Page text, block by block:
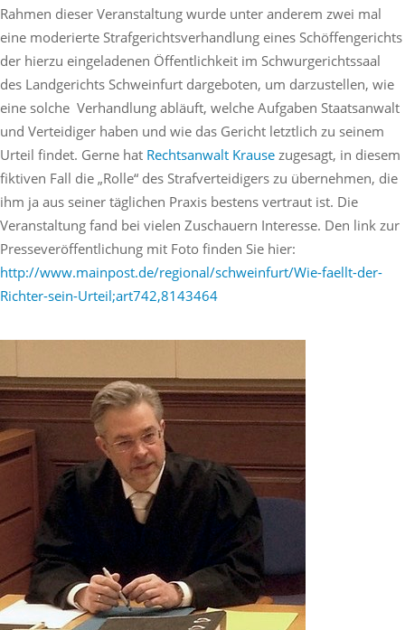
RA
Will-
Fuchs
Rahmen dieser Veranstaltung wurde unter anderem zwei mal
eine moderierte Strafgerichtsverhandlung eines Schöffengerichts
der hierzu eingeladenen Öffentlichkeit im Schwurgerichtssaal
des Landgerichts Schweinfurt dargeboten, um darzustellen, wie
eine solche Verhandlung abläuft, welche Aufgaben Staatsanwalt
und Verteidiger haben und wie das Gericht letztlich zu seinem
Urteil findet. Gerne hat Rechtsanwalt Krause zugesagt, in diesem
fiktiven Fall die „Rolle“ des Strafverteidigers zu übernehmen, die
ihm ja aus seiner täglichen Praxis bestens vertraut ist. Die
Veranstaltung fand bei vielen Zuschauern Interesse. Den link zur
Presseveröffentlichung mit Foto finden Sie hier:
http://www.mainpost.de/regional/schweinfurt/Wie-faellt-der-
Richter-sein-Urteil;art742,8143464